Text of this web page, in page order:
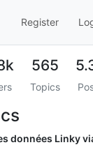
Register
565
Topics
données Linky